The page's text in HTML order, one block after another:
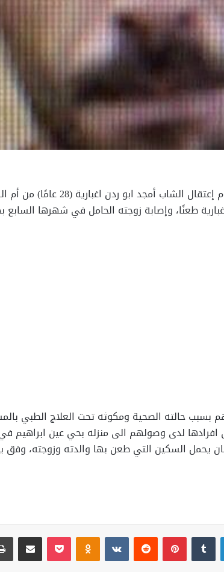
طعنًا، وإصابة زوجته الحامل في شهرها
بسبب حالته الصحية ومكوثه تحت العلاج الطبي
لدى وصولهم الى منزله بحي عين ابراهيم في
السكين التي طعن بها والدته وزوجته، وفق
لينكدإن بينتيريست Odnoklassniki
‫Pocket مشاركة عبر البريد